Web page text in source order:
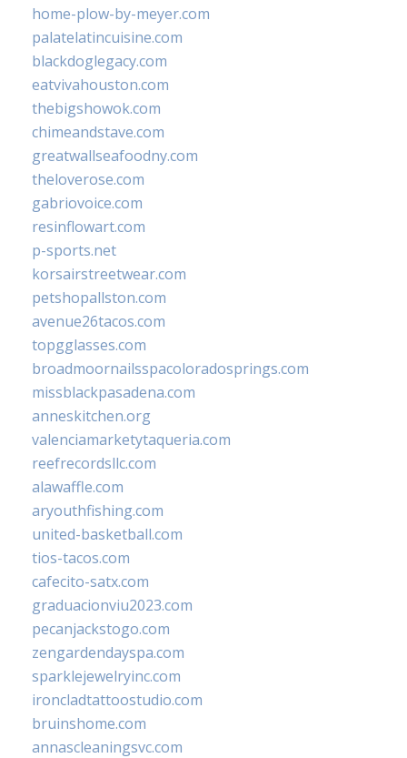
home-plow-by-meyer.com
palatelatincuisine.com
blackdoglegacy.com
eatvivahouston.com
thebigshowok.com
chimeandstave.com
greatwallseafoodny.com
theloverose.com
gabriovoice.com
resinflowart.com
p-sports.net
korsairstreetwear.com
petshopallston.com
avenue26tacos.com
topgglasses.com
broadmoornailsspacoloradosprings.com
missblackpasadena.com
anneskitchen.org
valenciamarketytaqueria.com
reefrecordsllc.com
alawaffle.com
aryouthfishing.com
united-basketball.com
tios-tacos.com
cafecito-satx.com
graduacionviu2023.com
pecanjackstogo.com
zengardendayspa.com
sparklejewelryinc.com
ironcladtattoostudio.com
bruinshome.com
annascleaningsvc.com